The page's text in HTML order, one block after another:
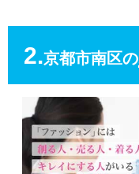
2.京都市南区の